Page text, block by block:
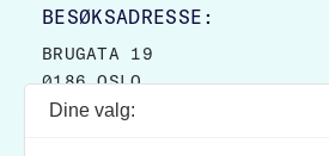
BESØKSADRESSE:
BRUGATA 19
0186 OSLO
Dine valg: